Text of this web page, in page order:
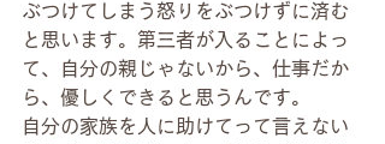
ぶつけてしまう怒りをぶつけずに済む
と思います。第三者が入ることによっ
て、自分の親じゃないから、仕事だか
ら、優しくできると思うんです。
自分の家族を人に助けてって言えない